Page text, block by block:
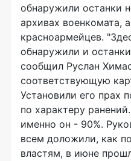
обнаружили останки
архивах военкомата,
красноармейцев.
обнаружили и
сообщил Руслан
соответствующую
Установили его прах
по характеру
именно он - 90%.
всем доложили, как
властям, в июне